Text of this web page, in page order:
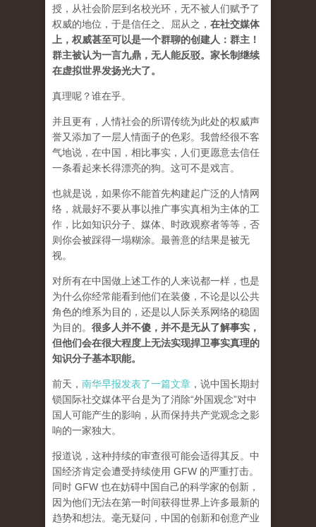
授，从社会阶层到名校光环，无不被人们赋予了
权威的地位，于是信任之、屈从之， 在社交媒体
上，权威甚至可以是一个群聊的创建人：群主！
群主被认为一言九鼎，无人能反驳。家长制继续
在虚拟世界发扬光大了。
真理呢？谁在乎。
并且更有，人情社会的所谓传统为此处的权威声
誉又添加了一层人情面子的色彩。我曾经很不客
气地说，在中国，相比事实，人们更愿意去信任
一条看起来长得漂亮的狗。这可不是戏言。
也就是说，如果你不能首先构建起广泛的人情网
络，就最好不要从事以推广事实真相为主体的工
作，比如知识分子、媒体、时政观察者等等，否
则你会被踩得一塌糊涂。最善意的结果是被无
视。
对所有在中国做上述工作的人来说都一样，也是
为什么你经常能看到他们在装傻，不论是以公共
角色的维系为目的，还是以人际关系网络的稳固
为目的。 很多人并不傻，并不是无从了解事实，
但他们会在很大程度上无法实现捍卫事实真理的
知识分子基本职能。
前天， 南华早报发表了一篇文章 ，说中国长期封
锁国际社交媒体平台是为了消除“外国观念”对中
国人可能产生的影响，从而保持共产党观念之影
响的一家独大。
报道说，这种持续的审查很可能会适得其反。中
国经济肯定会遭受持续使用 GFW 的严重打击。
同时 GFW 也在妨碍中国自己的科学家的创新，
因为他们无法在第一时间获得世界上许多最新的
趋势和想法。毫无疑问，中国的创新和创意产业